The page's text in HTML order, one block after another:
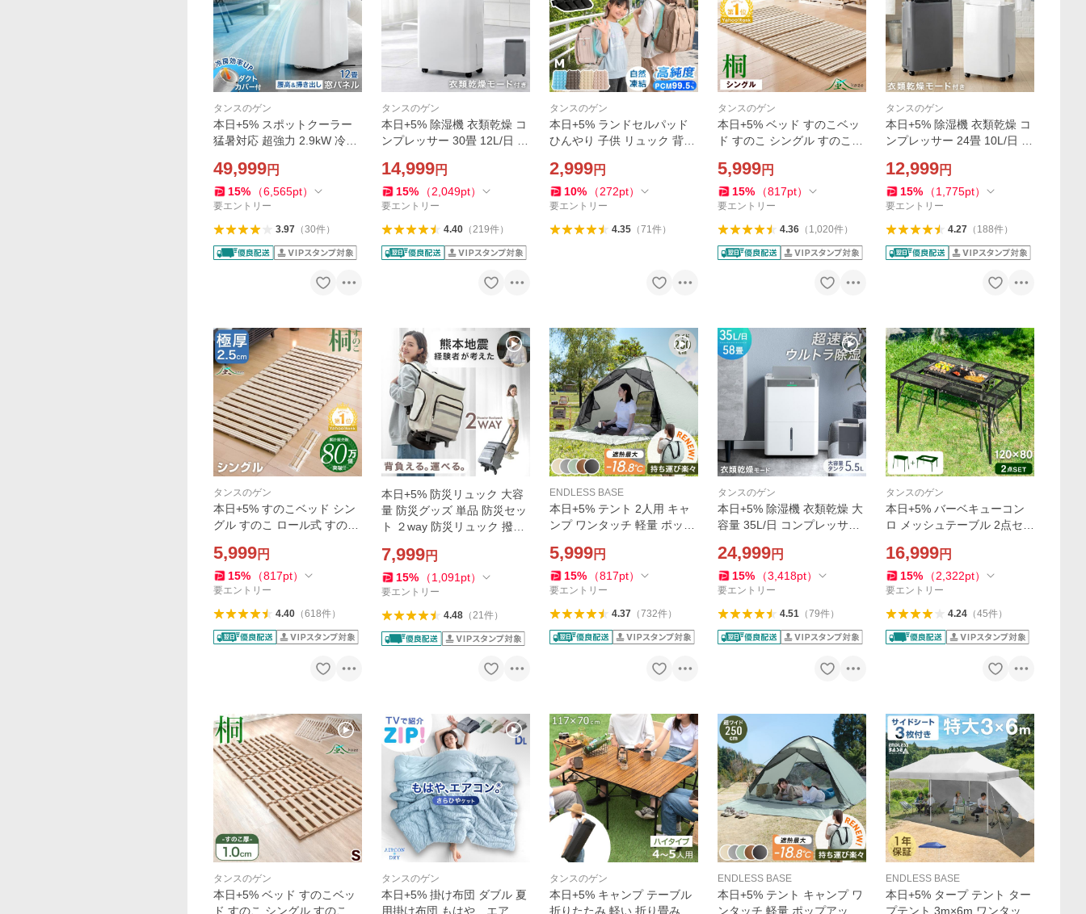
タンスのゲン
本日+5% スポットクーラー
猛暑対応 超強力 2.9kW 冷暖
アコン ポータブルクーラー
家庭用 業務用 窓用エアコン
移動式エアコン
49,999円
15% （6,565pt）
要エントリー
3.97（30件）
タンスのゲン
本日+5% 除湿機 衣類乾燥 コ
ンプレッサー 30畳 12L/日 除
燥機 除湿乾燥機 小型 梅雨対
策 乾燥機 除湿 家庭用 部屋干
し
14,999円
15% （2,049pt）
要エントリー
4.40（219件）
タンスのゲン
本日+5% ランドセルパッド
ひんやり 子供 リュック 背中
ッズ リュックパッド 冷却 暑
さ対策 汗 冷たい 冷却パッド
85000008
2,999円
10% （272pt）
要エントリー
4.35（71件）
タンスのゲン
本日+5% ベッド すのこベッ
ド すのこ シングル すのこマ
シングルベッド 桐 桐すのこ
すのこマットレス おしゃれ
スノコベッド
5,999円
15% （817pt）
要エントリー
4.36（ 1,020件）
タンスのゲン
本日+5% 除湿機 衣類乾燥 コ
ンプレッサー 24畳 10L/日 除
燥機 除湿乾燥機 小型 梅雨対
策 除湿 家庭用 部屋干し コン
パクト
12,999円
15% （1,775pt）
要エントリー
4.27（ 188件）
タンスのゲン
本日+5% すのこベッド シン
グル すのこ ロール式 すのこ
ッド シングルベッド 桐 折り
たたみベッド スノコ ベット
ロール 木製
5,999円
15% （817pt）
要エントリー
4.40（618件）
本日+5% 防災リュック 大容
量 防災グッズ 単品 防災セッ
ト ２way 防災リュック 撥水
座れる リュックのみ おしゃ
れ 女性 防災
7,999円
15% （1,091 pt）
要エントリー
4.48（21件）
ENDLESS BASE
本日+5% テント 2人用 キャ
ンプ ワンタッチ 軽量 ポップ
れ 幅200cm 遮光 フルクロー
ズ コンパクト 遮熱 収納袋付
5,999円
15% （817pt）
要エントリー
4.37（732件）
タンスのゲン
本日+5% 除湿機 衣類乾燥 大
容量 35L/日 コンプレッサー
乾燥機 除湿乾燥機 家庭用 部
屋干し 静音 乾燥機 除湿 5.5L
コンパクト
24,999円
15% （3,418pt）
要エントリー
4.51（79件）
タンスのゲン
本日+5% バーベキューコン
ロ メッシュテーブル 2点セッ
キャンプ用品 バーベキュー
グリル ステンレス
16,999円
15% （2,322pt）
要エントリー
4.24（45件）
タンスのゲン
本日+5% ベッド すのこベッ
ド すのこ シングル すのこマ
タンスのゲン
本日+5% 掛け布団 ダブル 夏
用掛け布団 もはや、エアコ
タンスのゲン
本日+5% キャンプ テーブル
折りたたみ 軽い 折り畳み 幅
ENDLESS BASE
本日+5% テント キャンプ ワ
ンタッチ 軽量 ポップアップ
ENDLESS BASE
本日+5% タープ テント ター
プテント 3m×6m ワンタッチ